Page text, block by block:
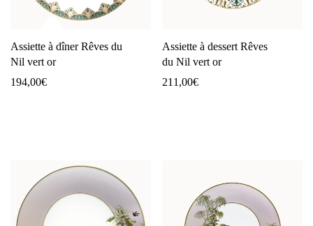
Assiette à dîner Rêves du
Nil vert or
194,00€
Assiette à dessert Rêves
du Nil vert or
211,00€